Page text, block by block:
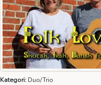
Kategori: Duo/Trio